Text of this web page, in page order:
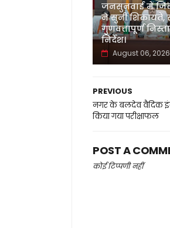
जनसुनवाई में
ने सुनीं शिकायतें,
गुणवत्तापूर्ण
निर्देश।
August 06, 2026
PREVIOUS
नगर के बलदेव वैदिक
किया गया परीक्षाफल
POST A
कोई टिप्पणी नहीं